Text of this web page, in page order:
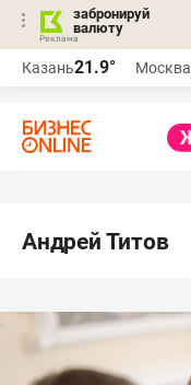
забронируй
валюту
Казань21.9° Москва
Андрей Титов